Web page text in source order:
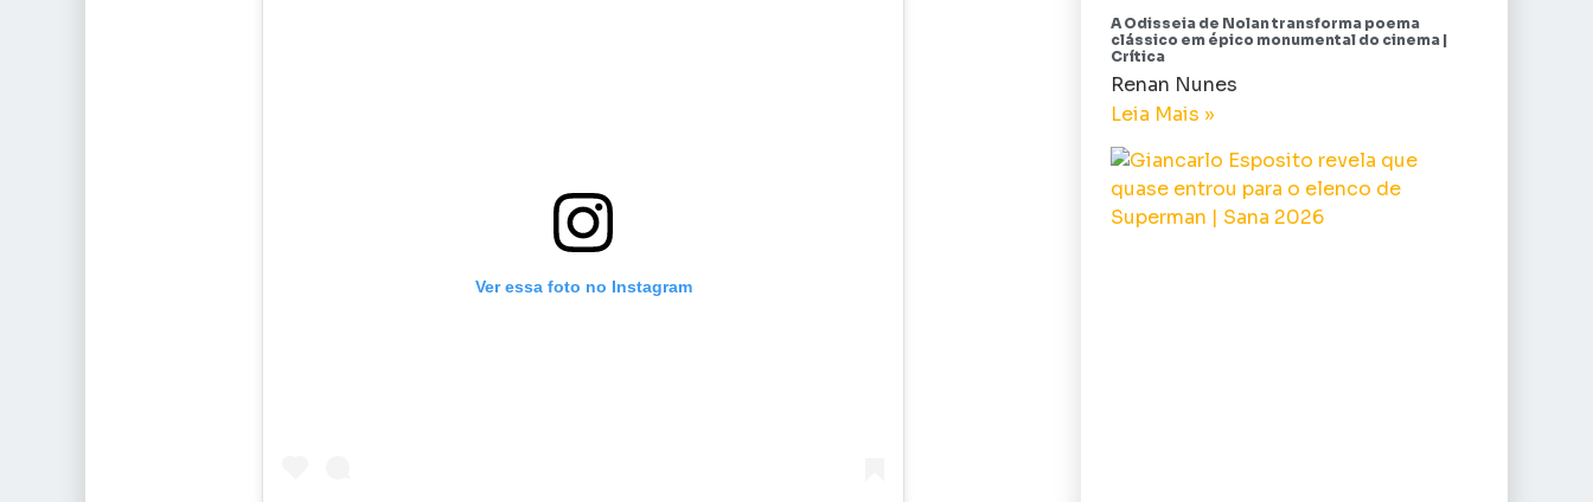
Ver essa foto no Instagram
A Odisseia de Nolan transforma poema
clássico em épico monumental do cinema |
Crítica
Renan Nunes
Leia Mais »